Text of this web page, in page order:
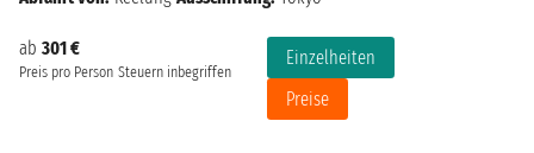
ab 301 €
Preis pro Person Steuern inbegriffen
Einzelheiten
Preise